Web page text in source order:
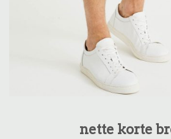
nette korte